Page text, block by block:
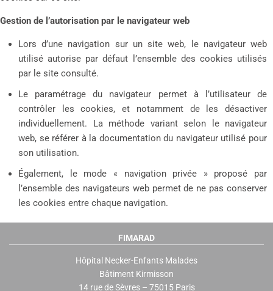
Gestion de l’autorisation par le navigateur web
Lors d’une navigation sur un site web, le navigateur web
utilisé autorise par défaut l’ensemble des cookies utilisés
par le site consulté.
Le paramétrage du navigateur permet à l’utilisateur de
contrôler les cookies, et notamment de les désactiver
individuellement. La méthode variant selon le navigateur
web, se référer à la documentation du navigateur utilisé pour
son utilisation.
Également, le mode « navigation privée » proposé par
l’ensemble des navigateurs web permet de ne pas conserver
les cookies entre chaque navigation.
FIMARAD
Hôpital Necker-Enfants Malades
Bâtiment Kirmisson
14 rue de Sèvres – 75015 Paris